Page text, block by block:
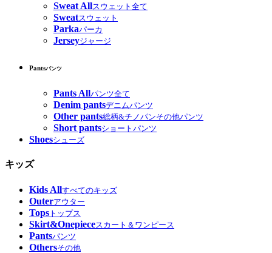
Sweat Allスウェット全て
Sweatスウェット
Parkaパーカ
Jerseyジャージ
Pantsパンツ
Pants Allパンツ全て
Denim pantsデニムパンツ
Other pants総柄&チノパンその他パンツ
Short pantsショートパンツ
Shoesシューズ
キッズ
Kids Allすべてのキッズ
Outerアウター
Tops トップス
Skirt&Onepieceスカート＆ワンピース
Pantsパンツ
Othersその他